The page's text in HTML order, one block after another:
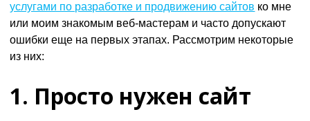
услугами по разработке и продвижению сайтов ко мне
или моим знакомым веб-мастерам и часто допускают
ошибки еще на первых этапах. Рассмотрим некоторые
из них:
1. Просто нужен сайт